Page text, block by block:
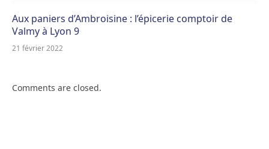
Aux paniers d’Ambroisine : l’épicerie comptoir de
Valmy à Lyon 9
21 février 2022
Comments are closed.